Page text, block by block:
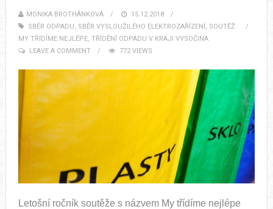
MONIKA BROTHÁNKOVÁ
15.12.2018
SBĚR ODPADU, SBĚR VYSLOUŽILÉHO ELEKTROZAŘÍZENÍ , SOUTĚŽ
MY TŘÍDÍME NEJLÉPE, TŘÍDĚNÍ ODPADU V KRAJI VYSOČINA
LEAVE A COMMENT
772 VIEWS
Letošní ročník soutěže s názvem My třídíme nejlépe